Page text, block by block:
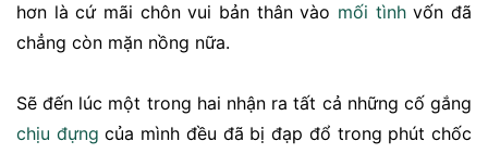
hơn là cứ mãi chôn vui bản thân vào mối tìnhvốn đã
chẳng còn mặn nồng nữa.
Sẽ đến lúc một trong hai nhận ra tất cả những cố gắng
chịu đựng của mình đều đã bị đạp đổ trong phút chốc